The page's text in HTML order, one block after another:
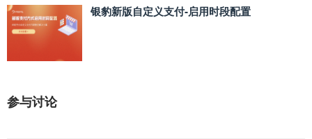
银豹新版自定义支付‑启用时段配置
参与讨论